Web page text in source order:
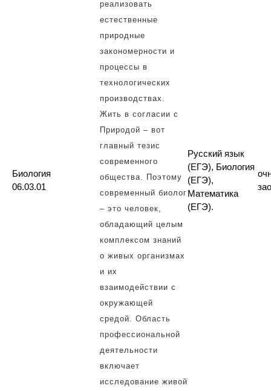
Биология
06.03.01
реализовать
естественные
природные
закономерности и
процессы в
технологических
производствах.
Жить в согласии с
Природой – вот
главный тезис
современного
общества. Поэтому
современный биолог
– это человек,
обладающий целым
комплексом знаний
о живых организмах
и их
взаимодействии с
окружающей
средой. Область
профессиональной
деятельности
включает
исследование живой
Русский язык
(ЕГЭ), Биология
(ЕГЭ),
Математика
(ЕГЭ).